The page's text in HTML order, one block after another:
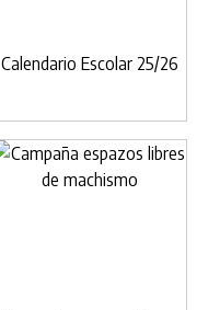
Calendario Escolar 25/26